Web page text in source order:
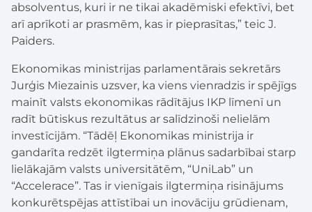
absolventus, kuri ir ne tikai akadēmiski efektīvi, bet
arī aprīkoti ar prasmēm, kas ir pieprasītas,” teic J.
Paiders.
Ekonomikas ministrijas parlamentārais sekretārs
Jurģis Miezainis uzsver, ka viens vienradzis ir spējīgs
mainīt valsts ekonomikas rādītājus IKP līmenī un
radīt būtiskus rezultātus ar salīdzinoši nelielām
investīcijām. “Tādēļ Ekonomikas ministrija ir
gandarīta redzēt ilgtermiņa plānus sadarbībai starp
lielākajām valsts universitātēm, “UniLab” un
“Accelerace”. Tas ir vienīgais ilgtermiņa risinājums
konkurētspējas attīstībai un inovāciju grūdienam,